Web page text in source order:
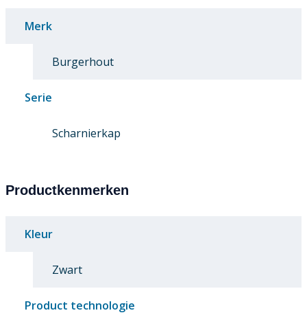
Merk
Burgerhout
Serie
Scharnierkap
Productkenmerken
Kleur
Zwart
Product technologie